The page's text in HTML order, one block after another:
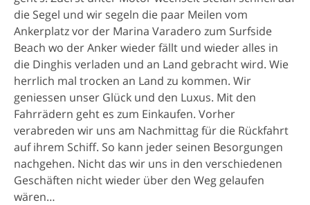
die Segel und wir segeln die paar Meilen vom
Ankerplatz vor der Marina Varadero zum Surfside
Beach wo der Anker wieder fällt und wieder alles in
die Dinghis verladen und an Land gebracht wird. Wie
herrlich mal trocken an Land zu kommen. Wir
geniessen unser Glück und den Luxus. Mit den
Fahrrädern geht es zum Einkaufen. Vorher
verabreden wir uns am Nachmittag für die Rückfahrt
auf ihrem Schiff. So kann jeder seinen Besorgungen
nachgehen. Nicht das wir uns in den verschiedenen
Geschäften nicht wieder über den Weg gelaufen
wären…